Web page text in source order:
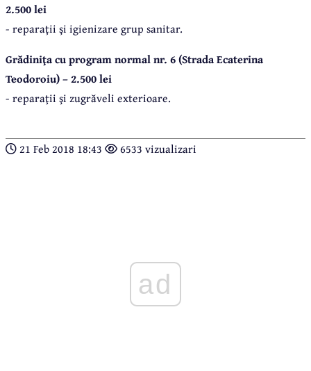
2.500 lei
- reparaţii şi igienizare grup sanitar.
Grădiniţa cu program normal nr. 6 (Strada Ecaterina
Teodoroiu) – 2.500 lei
- reparaţii şi zugrăveli exterioare.
21 Feb 2018 18:43 6533 vizualizari
ad